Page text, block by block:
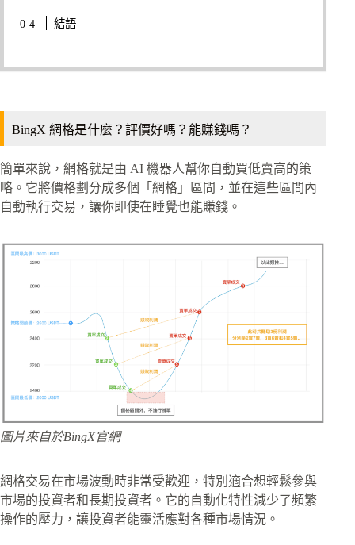
結語
BingX 網格是什麼？評價好嗎？能賺錢嗎？
簡單來說，網格就是由 AI 機器人幫你自動買低賣高的策
略。它將價格劃分成多個「網格」區間，並在這些區間內
自動執行交易，讓你即使在睡覺也能賺錢。
圖片來自於BingX官網
網格交易在市場波動時非常受歡迎，特別適合想輕鬆參與
市場的投資者和長期投資者。它的自動化特性減少了頻繁
操作的壓力，讓投資者能靈活應對各種市場情況。